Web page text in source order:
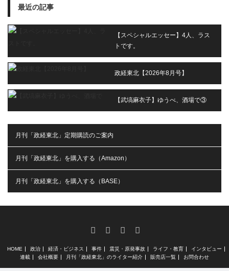
最近の記事
【スペシャルエッセー】4人、ラス
トです。
政経東北【2026年8月号】
【武塙麻衣子】ゆうべ、酒場で③
月刊「政経東北」定期購読のご案内
月刊「政経東北」を購入する（Amazon）
月刊「政経東北」を購入する（BASE）
FacebookInstagram
RSS
HOME 政治 経済・ビジネス 事件 震災・原発事故 ライフ・教育
インタビュー
連載
会社概要 月刊「政経東北」のライター紹介 販売店一覧 お問合わせ